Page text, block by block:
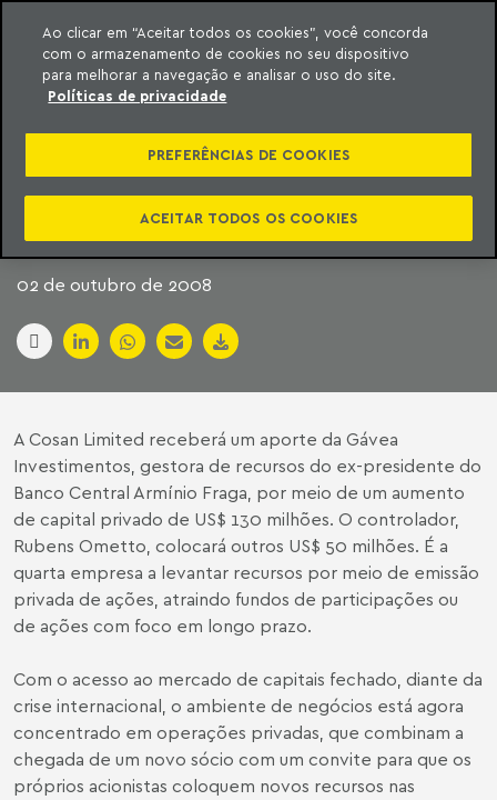
o conteúdo
Machado Meyer
EMPRESAS BUSCAM
DINHEIRO COM
NOVOS SÓCIOS
02 de outubro de 2008
A Cosan Limited receberá um aporte da Gávea
Investimentos, gestora de recursos do ex-presidente do
Banco Central Armínio Fraga, por meio de um aumento
de capital privado de US$ 130 milhões. O controlador,
Rubens Ometto, colocará outros US$ 50 milhões. É a
quarta empresa a levantar recursos por meio de emissão
privada de ações, atraindo fundos de participações ou
de ações com foco em longo prazo.
Com o acesso ao mercado de capitais fechado, diante da
crise internacional, o ambiente de negócios está agora
concentrado em operações privadas, que combinam a
chegada de um novo sócio com um convite para que os
próprios acionistas coloquem novos recursos nas
Ao clicar em “Aceitar todos os cookies”, você concorda
com o armazenamento de cookies no seu dispositivo
para melhorar a navegação e analisar o uso do site.
Políticas de privacidade
PREFERÊNCIAS DE COOKIES
ACEITAR TODOS OS COOKIES